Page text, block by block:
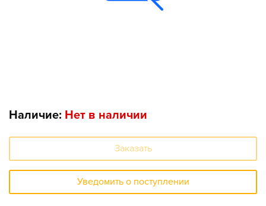
Наличие: Нет в наличии
Заказать
Уведомить о поступлении